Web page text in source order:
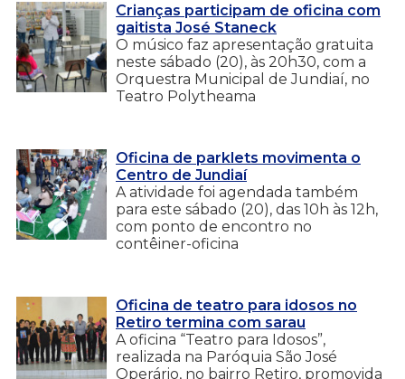
Crianças participam de oficina com
gaitista José Staneck
O músico faz apresentação gratuita
neste sábado (20), às 20h30, com a
Orquestra Municipal de Jundiaí, no
Teatro Polytheama
Oficina de parklets movimenta o
Centro de Jundiaí
A atividade foi agendada também
para este sábado (20), das 10h às 12h,
com ponto de encontro no
contêiner-oficina
Oficina de teatro para idosos no
Retiro termina com sarau
A oficina “Teatro para Idosos”,
realizada na Paróquia São José
Operário, no bairro Retiro, promovida